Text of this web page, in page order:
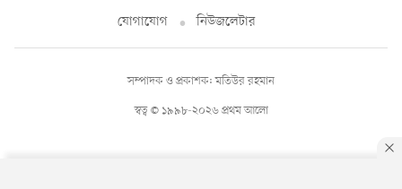
যোগাযোগ
নিউজলেটার
স্বত্ব © ১৯৯৮-২০২৬ প্রথম আলো
সম্পাদক ও প্রকাশক: মতিউর রহমান